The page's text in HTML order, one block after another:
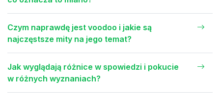
Czym naprawdę jest voodoo i jakie są
najczęstsze mity na jego temat?
Jak wyglądają różnice w spowiedzi i pokucie
w różnych wyznaniach?